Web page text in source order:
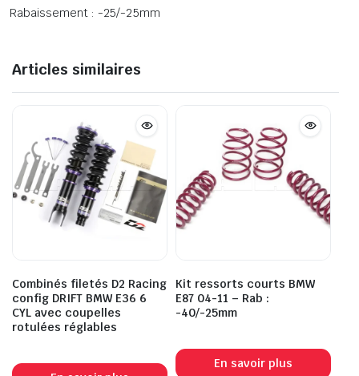
Rabaissement : -25/-25mm
Articles similaires
Combinés filetés D2 Racing
config DRIFT BMW E36 6
CYL avec coupelles
rotulées réglables
Kit ressorts courts BMW
E87 04-11 – Rab :
-40/-25mm
En savoir plus